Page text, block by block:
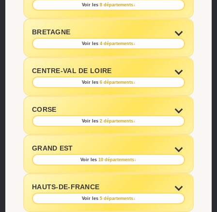
Voir les 8 départements↓
BRETAGNE
Voir les 4 départements↓
CENTRE-VAL DE LOIRE
Voir les 6 départements↓
CORSE
Voir les 2 départements↓
GRAND EST
Voir les 10 départements↓
HAUTS-DE-FRANCE
Voir les 5 départements↓